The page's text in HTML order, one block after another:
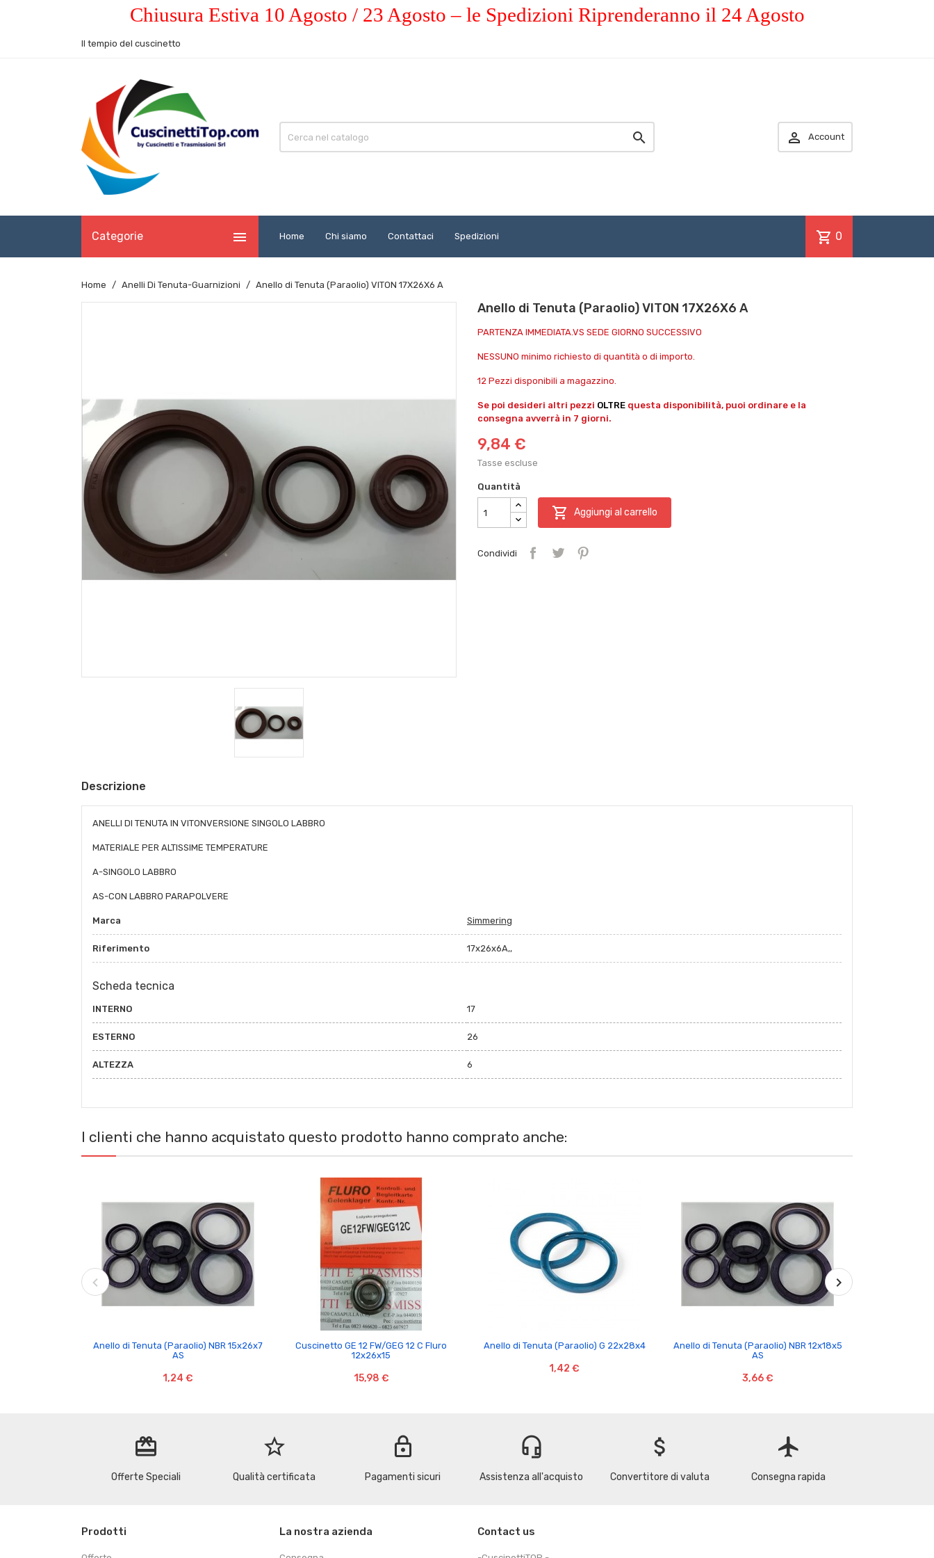
Chiusura Estiva 10 Agosto / 23 Agosto – le Spedizioni Riprenderanno il 24 Agosto
Il tempio del cuscinetto
  Account
Categorie  Home Chi siamo Contattaci Spedizioni shopping_cart 0
Home Anelli Di Tenuta-Guarnizioni Anello di Tenuta (Paraolio) VITON 17X26X6 A
Anello di Tenuta (Paraolio) VITON 17X26X6 A
PARTENZA IMMEDIATA.VS SEDE GIORNO SUCCESSIVO
NESSUNO minimo richiesto di quantità o di importo.
12 Pezzi disponibili a magazzino.
Se poi desideri altri pezzi OLTRE questa disponibilità, puoi ordinare e la
consegna avverrà in 7 giorni.
9,84 €
Tasse escluse
Quantità
 Aggiungi al carrello
Condividi
Descrizione
ANELLI DI TENUTA IN VITONVERSIONE SINGOLO LABBRO
MATERIALE PER ALTISSIME TEMPERATURE
A-SINGOLO LABBRO
AS-CON LABBRO PARAPOLVERE
Marca Simmering
Riferimento 17x26x6A,,
Scheda tecnica
INTERNO 17
ESTERNO 26
ALTEZZA 6
I clienti che hanno acquistato questo prodotto hanno comprato anche:

Anello di Tenuta (Paraolio) NBR 15x26x7
AS
1,24 €

Cuscinetto GE 12 FW/GEG 12 C Fluro
12x26x15
15,98 €

Anello di Tenuta (Paraolio) G 22x28x4
1,42 €

Anello di Tenuta (Paraolio) NBR 12x18x5
AS
3,66 €
redeem
Offerte Speciali
star_border
Qualità certificata
lock
Pagamenti sicuri
headset_mic
Assistenza all'acquisto
attach_money
Convertitore di valuta
flight
Consegna rapida
Prodotti La nostra azienda Contact us